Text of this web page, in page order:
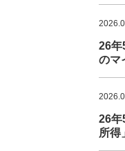
26年
のマ
26年
所得